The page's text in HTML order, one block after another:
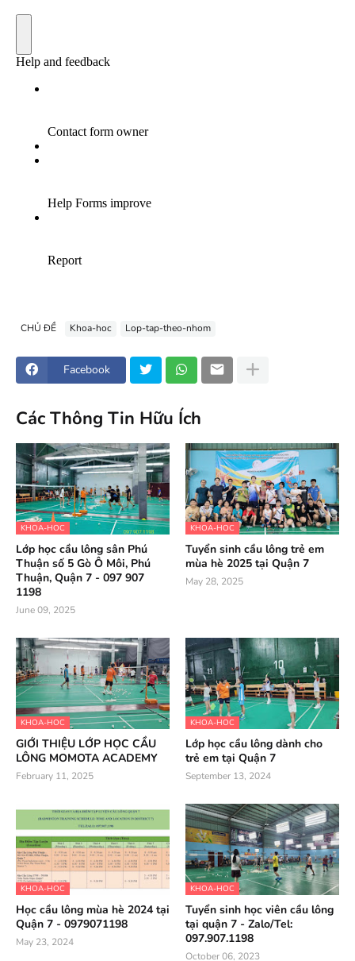
CHỦ ĐỀ Khoa-hoc Lop-tap-theo-nhom
Facebook
Các Thông Tin Hữu Ích
KHOA-HOC
Lớp học cầu lông sân Phú
Thuận số 5 Gò Ô Môi, Phú
Thuận, Quận 7 - 097 907
1198
June 09, 2025
KHOA-HOC
Tuyển sinh cầu lông trẻ em
mùa hè 2025 tại Quận 7
May 28, 2025
KHOA-HOC
GIỚI THIỆU LỚP HỌC CẦU
LÔNG MOMOTA ACADEMY
February 11, 2025
KHOA-HOC
Lớp học cầu lông dành cho
trẻ em tại Quận 7
September 13, 2024
KHOA-HOC
Học cầu lông mùa hè 2024 tại
Quận 7 - 0979071198
May 23, 2024
KHOA-HOC
Tuyển sinh học viên cầu lông
tại quận 7 - Zalo/Tel:
097.907.1198
October 06, 2023